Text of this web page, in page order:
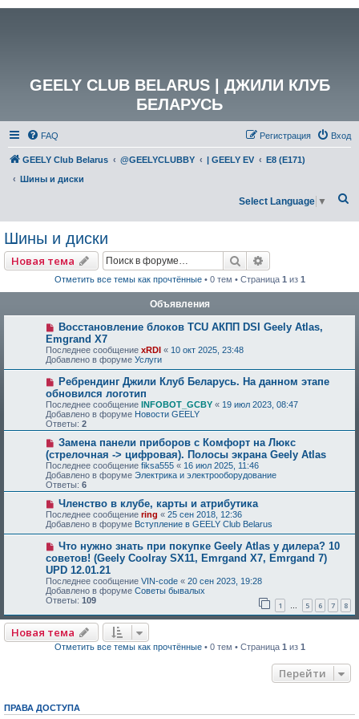
GEELY CLUB BELARUS | ДЖИЛИ КЛУБ
БЕЛАРУСЬ
FAQ Вход
Регистрация
GEELY Club Belarus @GEELYCLUBBY | GEELY EV
E8 (E171)
Шины и диски
Select Language ▼
Шины и диски
Новая тема Поиск
Отметить все темы как прочтённые• 0 тем • Страница 1 из 1
Объявления
Восстановление блоков TCU АКПП DSI Geely Atlas,
Emgrand X7
Последнее сообщение xRDI « 10 окт 2025, 23:48
Добавлено в форуме Услуги
Ребрендинг Джили Клуб Беларусь. На данном этапе
обновился логотип
Последнее сообщение INFOBOT_GCBY « 19 июл 2023, 08:47
Добавлено в форуме Новости GEELY
Ответы: 2
Замена панели приборов с Комфорт на Люкс
(стрелочная -> цифровая). Полосы экрана Geely Atlas
Последнее сообщение fiksa555 « 16 июл 2025, 11:46
Добавлено в форуме Электрика и электрооборудование
Ответы: 6
Членство в клубе, карты и атрибутика
Последнее сообщение ring « 25 сен 2018, 12:36
Добавлено в форуме Вступление в GEELY Club Belarus
Что нужно знать при покупке Geely Atlas у дилера? 10
советов! (Geely Coolray SX11, Emrgand X7, Emrgand 7)
UPD 12.01.21
Последнее сообщение VIN-code « 20 сен 2023, 19:28
Добавлено в форуме Советы бывалых
Ответы: 109 1 … 5 6 7 8
Новая тема
Отметить все темы как прочтённые• 0 тем • Страница 1 из 1
Перейти
ПРАВА ДОСТУПА